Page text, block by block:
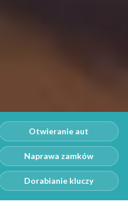
Otwieranie aut
Naprawa zamków
Dorabianie kluczy